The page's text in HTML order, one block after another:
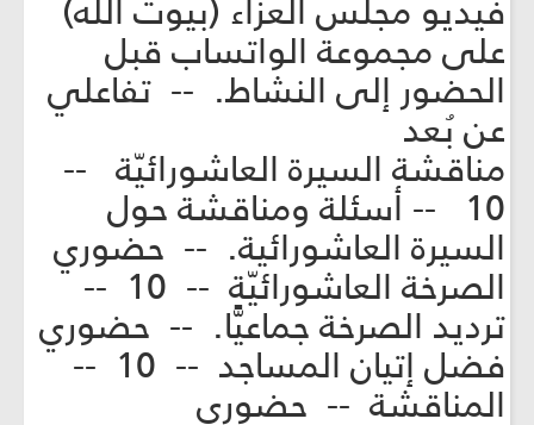
فيديو مجلس العزاء (بيوت الله)
على مجموعة الواتساب قبل
الحضور إلى النشاط. -- تفاعلي
عن بُعد
مناقشة السيرة العاشورائيّة --
10 -- أسئلة ومناقشة حول
السيرة العاشورائية. -- حضوري
الصرخة العاشورائيّة -- 10 --
ترديد الصرخة جماعيًّا. -- حضوري
فضل إتيان المساجد -- 10 --
المناقشة -- حضوري